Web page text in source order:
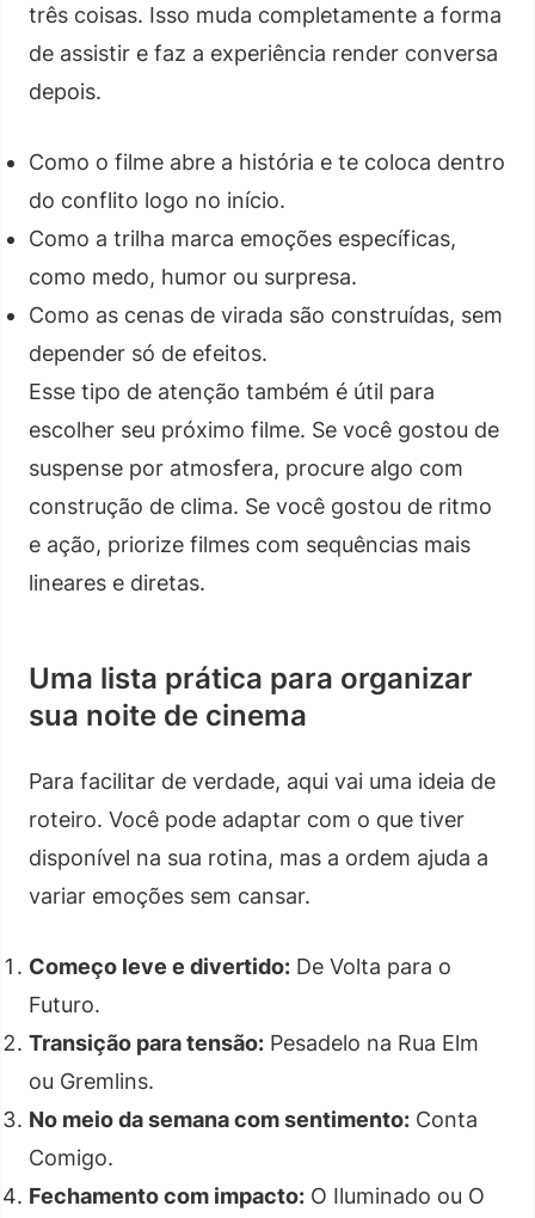
três coisas. Isso muda completamente a forma
de assistir e faz a experiência render conversa
depois.
Como o filme abre a história e te coloca dentro
do conflito logo no início.
Como a trilha marca emoções específicas,
como medo, humor ou surpresa.
Como as cenas de virada são construídas, sem
depender só de efeitos.
Esse tipo de atenção também é útil para
escolher seu próximo filme. Se você gostou de
suspense por atmosfera, procure algo com
construção de clima. Se você gostou de ritmo
e ação, priorize filmes com sequências mais
lineares e diretas.
Uma lista prática para organizar
sua noite de cinema
Para facilitar de verdade, aqui vai uma ideia de
roteiro. Você pode adaptar com o que tiver
disponível na sua rotina, mas a ordem ajuda a
variar emoções sem cansar.
Começo leve e divertido: De Volta para o
Futuro.
Transição para tensão: Pesadelo na Rua Elm
ou Gremlins.
No meio da semana com sentimento: Conta
Comigo.
Fechamento com impacto: O Iluminado ou O